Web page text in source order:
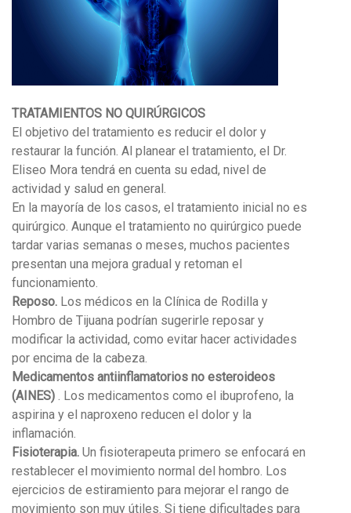
TRATAMIENTOS NO QUIRÚRGICOS
El objetivo del tratamiento es reducir el dolor y
restaurar la función. Al planear el tratamiento, el Dr.
Eliseo Mora tendrá en cuenta su edad, nivel de
actividad y salud en general.
En la mayoría de los casos, el tratamiento inicial no es
quirúrgico. Aunque el tratamiento no quirúrgico puede
tardar varias semanas o meses, muchos pacientes
presentan una mejora gradual y retoman el
funcionamiento.
Reposo. Los médicos en la Clínica de Rodilla y
Hombro de Tijuana podrían sugerirle reposar y
modificar la actividad, como evitar hacer actividades
por encima de la cabeza.
Medicamentos antiinflamatorios no esteroideos
(AINES) . Los medicamentos como el ibuprofeno, la
aspirina y el naproxeno reducen el dolor y la
inflamación.
Fisioterapia. Un fisioterapeuta primero se enfocará en
restablecer el movimiento normal del hombro. Los
ejercicios de estiramiento para mejorar el rango de
movimiento son muy útiles. Si tiene dificultades para